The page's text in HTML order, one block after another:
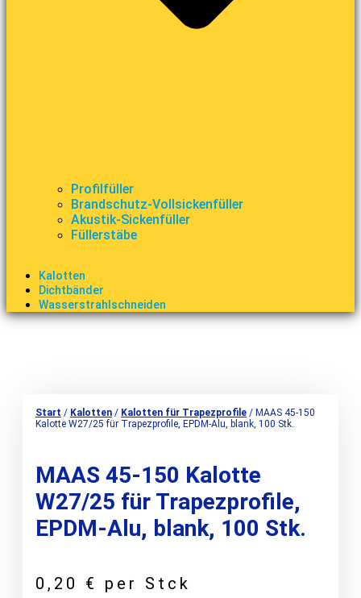
Profilfüller
Brandschutz-Vollsickenfüller
Akustik-Sickenfüller
Füllerstäbe
Kalotten
Dichtbänder
Wasserstrahlschneiden
Start / Kalotten / Kalotten für Trapezprofile / MAAS 45-150
Kalotte W27/25 für Trapezprofile, EPDM-Alu, blank, 100 Stk.
MAAS 45-150 Kalotte
W27/25 für Trapezprofile,
EPDM-Alu, blank, 100 Stk.
0,20 € per Stck